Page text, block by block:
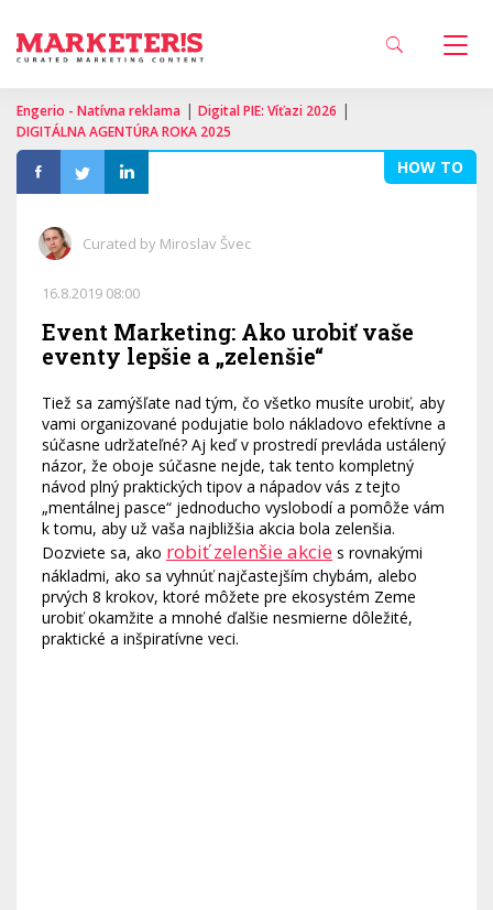
Engerio - Natívna reklama | Digital PIE: Víťazi 2026 |
DIGITÁLNA AGENTÚRA ROKA 2025
HOW TO
Curated by Miroslav Švec
16.8.2019 08:00
Event Marketing: Ako urobiť vaše
eventy lepšie a „zelenšie“
Tiež sa zamýšľate nad tým, čo všetko musíte urobiť, aby
vami organizované podujatie bolo nákladovo efektívne a
súčasne udržateľné? Aj keď v prostredí prevláda ustálený
názor, že oboje súčasne nejde, tak tento kompletný
návod plný praktických tipov a nápadov vás z tejto
„mentálnej pasce“ jednoducho vyslobodí a pomôže vám
k tomu, aby už vaša najbližšia akcia bola zelenšia.
Dozviete sa, ako robiť zelenšie akcie s rovnakými
nákladmi, ako sa vyhnúť najčastejším chybám, alebo
prvých 8 krokov, ktoré môžete pre ekosystém Zeme
urobiť okamžite a mnohé ďalšie nesmierne dôležité,
praktické a inšpiratívne veci.